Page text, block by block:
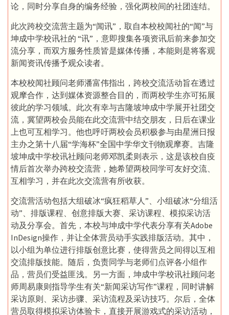
论，同时分享自身的编务经验，强化两校间的社团连结。
此次跨校交流营主题为“闻讯”，取自本校校闻社的“闻”与
坤成中学校讯社的 “讯”，意即搜集各项资讯后前来参加交
流分享，而双方服务性质皆是媒体传播，本能则是将客观
新闻资讯传播予观众读者。
本校校闻社顾问老师潘富伟指出，跨校交流活动旨在透过
观摩合作，达到媒体资源整合目的，而两校学生亦可拓展
彼此的学习领域。此次有幸与吉隆坡坤成中学展开社团交
流，冀望两校会员能在此交流营中结交朋友，日后在课业
上也可互相学习。他也呼吁两校会员积极参与由星洲日报
主办之第十八届“学海杯”全国中学华文刊物观摩赛。吉隆
坡坤成中学校讯社顾问老师邓凯柔则表示，这是该校自疫
情后首次举办跨校交流营，她希望两校同学可友好交流、
互相学习，并在此次交流营有所收获。
交流营活动包括大组破冰“疯狂稻草人”、小组破冰“分组活
动”、排版课程、创意排版大赛、采访课程、模拟采访活
动及分享会。首先，本校与坤成中学代表分享有关Adobe
InDesign操作，并让全体营员动手实践排版活动。其中，
以小组为单位进行排版创意比赛，使得营员之间得以互相
交流排版技能。随后，负责同学与老师们点评各小组作
品，营员们受益匪浅。另一方面，坤成中学校讯社顾问老
师周易康则指导学生有关“新闻采访写作”课程，同时讲解
采访原则、采访步骤、采访流程及采访技巧。尔后，全体
营员取得模拟采访体验卡，直接开展游戏式的采访活动，